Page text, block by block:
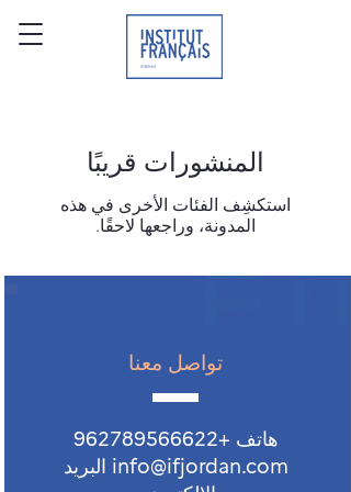
المنشورات قريبًا
استكشِف الفئات الأخرى في هذه
المدونة، وراجعها لاحقًا.
تواصل معنا
هاتف +962789566622
info@ifjordan.com البريد